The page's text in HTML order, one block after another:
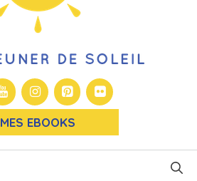
MES EBOOKS